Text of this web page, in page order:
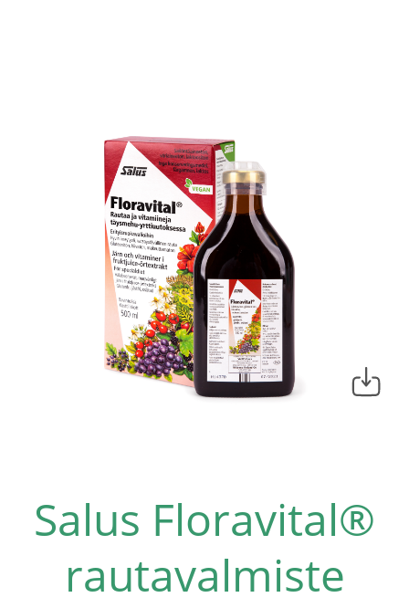
Salus Floravital®
rautavalmiste